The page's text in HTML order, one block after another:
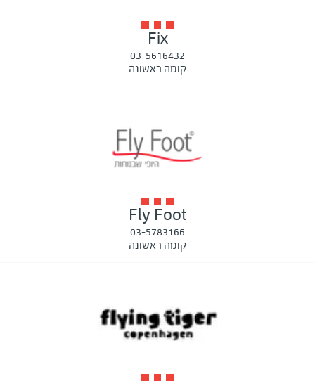
Fix
03-5616432
קומה ראשונה
Fly Foot
03-5783166
קומה ראשונה